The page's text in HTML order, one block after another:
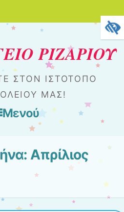
ΡΙΖΑΡΙΟΥ
ΣΤΟΝ ΙΣΤΌΤΟΠΟ
ΜΑΣ!
Μενού
Απρίλιος